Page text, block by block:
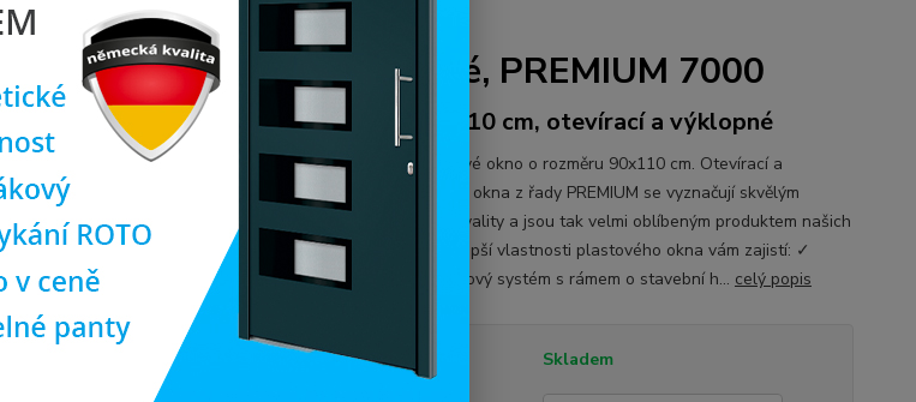
okno 90x110 cm, jednokřídlé, bílé, PREMIUM 7000
90x110 cm, jednokřídlé, bílé, PREMIUM 7000
ZDARMA rozměr 90x110 cm, otevírací a výklopné
Jednokřídlé plastové okno o rozměru 90x110 cm. Otevírací a
výklopné. Plastová okna z řady PREMIUM se vyznačují skvělým
poměrem ceny a kvality a jsou tak velmi oblíbeným produktem našich
zákazníků. Ty nejlepší vlastnosti plastového okna vám zajistí: ✓
Prvotřídní 6-komorový systém s rámem o stavební h... celý popis
Dostupnost
Skladem